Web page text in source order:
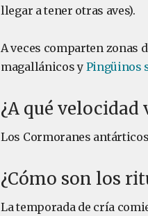
llegar a tener otras aves).
A veces comparten zonas
magallánicos y Pingüinos
¿A qué
Los Cormoranes
¿Cómo son los
La temporada de cría